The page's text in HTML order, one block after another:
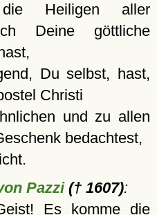
Heiligen aller
Deine göttliche
Du selbst, hast,
Christi
und zu allen
bedachtest,
Pazzi(† 1607):
Es komme die